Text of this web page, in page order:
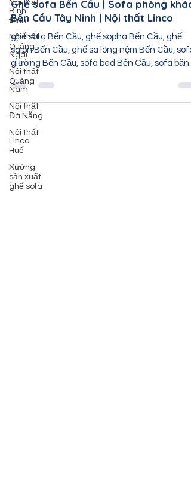
Nội thất
Bình
Định
Nội thất
Quảng
Ngãi
Nội thất
Quảng
Nam
Nội thất
Đà Nẵng
Nội thất
Linco
Huế
Xưởng
sản xuất
ghế sofa
Ghế sofa Bến Cầu | Sofa phòng
Bến Cầu Tây Ninh | Nội thất Linco
ghế sofa Bến Cầu, ghế sopha Bến Cầu, ghế
salon Bến Cầu, ghế sa lông nệm Bến Cầu, sofa
giường Bến Cầu, sofa bed Bến Cầu, sofa băng
Bến...